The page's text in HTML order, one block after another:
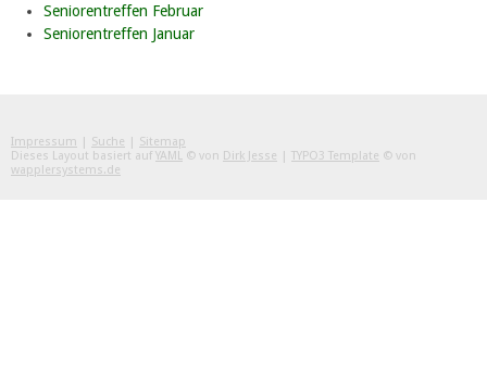
Seniorentreffen Februar
Seniorentreffen Januar
Impressum | Suche | Sitemap
Dieses Layout basiert auf YAML © von Dirk Jesse | TYPO3 Template © von
wapplersystems.de